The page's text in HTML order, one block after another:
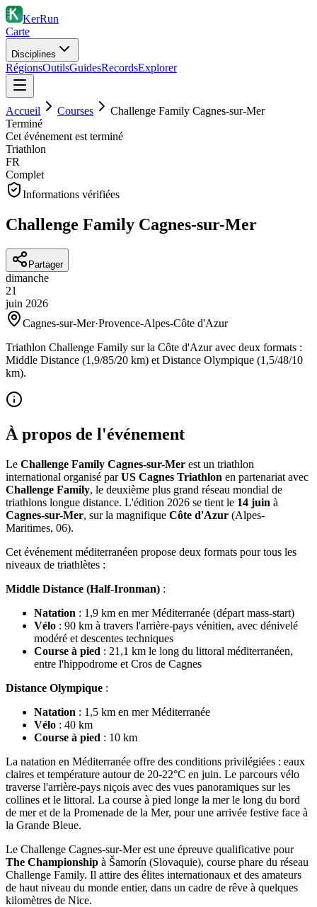
KerRun
Carte
Disciplines
RégionsOutilsGuidesRecordsExplorer
Accueil Courses
Challenge Family Cagnes-sur-Mer
Terminé
Cet événement est terminé
Triathlon
FR
Complet
Informations vérifiées
Challenge Family Cagnes-sur-Mer
Partager
dimanche
21
juin 2026
Cagnes-sur-Mer·Provence-Alpes-Côte d'Azur
Triathlon Challenge Family sur la Côte d'Azur avec deux formats :
Middle Distance (1,9/85/20 km) et Distance Olympique (1,5/48/10
km).
À propos de l'événement
Le Challenge Family Cagnes-sur-Mer est un triathlon
international organisé parUS Cagnes Triathlon en partenariat avec
Challenge Family, le deuxième plus grand réseau mondial de
triathlons longue distance. L'édition 2026 se tient le 14 juin à
Cagnes-sur-Mer, sur la magnifique Côte d'Azur (Alpes-
Maritimes, 06).
Cet événement méditerranéen propose deux formats pour tous les
niveaux de triathlètes :
Middle Distance (Half-Ironman) :
Natation : 1,9 km en mer Méditerranée (départ mass-start)
Vélo : 90 km à travers l'arrière-pays vénitien, avec dénivelé
modéré et descentes techniques
Course à pied : 21,1 km le long du littoral méditerranéen,
entre l'hippodrome et Cros de Cagnes
Distance Olympique :
Natation : 1,5 km en mer Méditerranée
Vélo : 40 km
Course à pied : 10 km
La natation en Méditerranée offre des conditions privilégiées : eaux
claires et température autour de 20-22°C en juin. Le parcours vélo
traverse l'arrière-pays niçois avec des vues panoramiques sur les
collines et le littoral. La course à pied longe la mer le long du bord
de mer et de la Promenade de la Mer, pour une arrivée festive face à
la Grande Bleue.
Le Challenge Cagnes-sur-Mer est une épreuve qualificative pour
The Championship à Šamorín (Slovaquie), course phare du réseau
Challenge Family. Il attire des élites internationaux et des amateurs
de haut niveau du monde entier, dans un cadre de rêve à quelques
kilomètres de Nice.